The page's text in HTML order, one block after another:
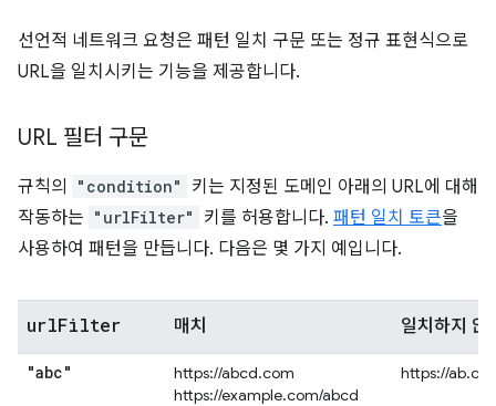
선언적 네트워크 요청은 패턴 일치 구문 또는 정규 표현식으로
URL을 일치시키는 기능을 제공합니다.
URL 필터 구문
규칙의 "condition"
키는 지정된 도메인 아래의 URL에 대해
작동하는 "urlFilter" 키를 허용합니다. 패턴 일치 토큰을
사용하여 패턴을 만듭니다. 다음은 몇 가지 예입니다.
urlFilter 매치 일치하지 않
"abc"
https://abcd.com
https://example.com/abcd
https://